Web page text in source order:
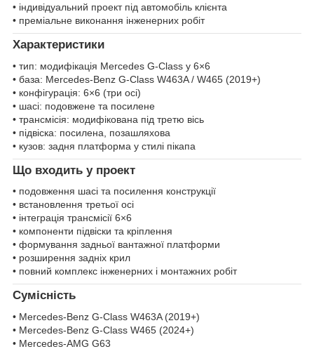
• індивідуальний проект під автомобіль клієнта
• преміальне виконання інженерних робіт
Характеристики
• тип: модифікація Mercedes G-Class у 6×6
• база: Mercedes-Benz G-Class W463A / W465 (2019+)
• конфігурація: 6×6 (три осі)
• шасі: подовжене та посилене
• трансмісія: модифікована під третю вісь
• підвіска: посилена, позашляхова
• кузов: задня платформа у стилі пікапа
Що входить у проект
• подовження шасі та посилення конструкції
• встановлення третьої осі
• інтеграція трансмісії 6×6
• компоненти підвіски та кріплення
• формування задньої вантажної платформи
• розширення задніх крил
• повний комплекс інженерних і монтажних робіт
Сумісність
• Mercedes-Benz G-Class W463A (2019+)
• Mercedes-Benz G-Class W465 (2024+)
• Mercedes-AMG G63